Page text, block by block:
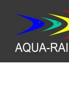
content